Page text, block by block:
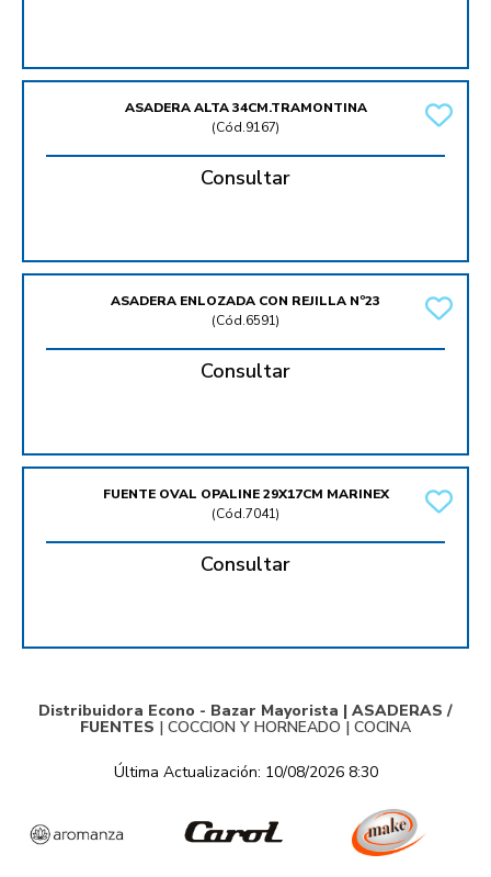
ASADERA ALTA 34CM.TRAMONTINA
(Cód.9167)
Consultar
ASADERA ENLOZADA CON REJILLA Nº23
(Cód.6591)
Consultar
FUENTE OVAL OPALINE 29X17CM MARINEX
(Cód.7041)
Consultar
Distribuidora Econo - Bazar Mayorista | ASADERAS /
FUENTES | COCCION Y HORNEADO | COCINA
Última Actualización: 10/08/2026 8:30